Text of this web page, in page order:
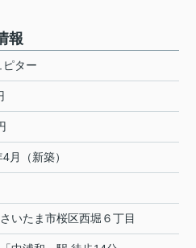
報
ピター
月（新築）
さいたま市桜区西堀 ６丁目